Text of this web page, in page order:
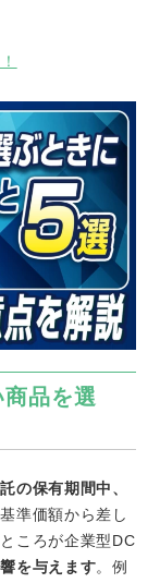
品を選
の保有期間中、
準価額から差し
ころが企業型DC
を与えます。例